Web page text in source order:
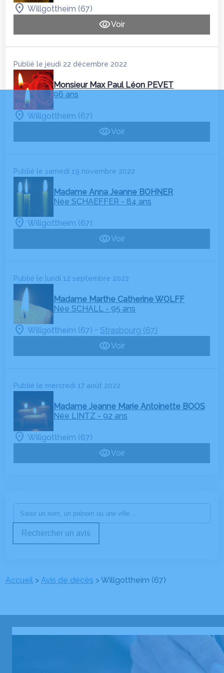
Willgottheim (67)
Voir
Publié le jeudi 22 décembre 2022
Monsieur Max Paul Léon PEVET
96 ans
Willgottheim (67)
Voir
Publié le samedi 19 novembre 2022
Madame Anna Jeanne BOHNER
Née SCHAEFFER - 84 ans
Willgottheim (67)
Voir
Publié le lundi 12 septembre 2022
Madame Marthe Catherine WOLFF
Née SCHALL - 95 ans
Willgottheim (67) - Strasbourg (67)
Voir
Publié le mercredi 17 août 2022
Madame Jeanne Marie Antoinette BOOS
Née LINTZ - 92 ans
Willgottheim (67)
Voir
Rechercher un avis
Accueil >Avis de décès >Willgottheim (67)